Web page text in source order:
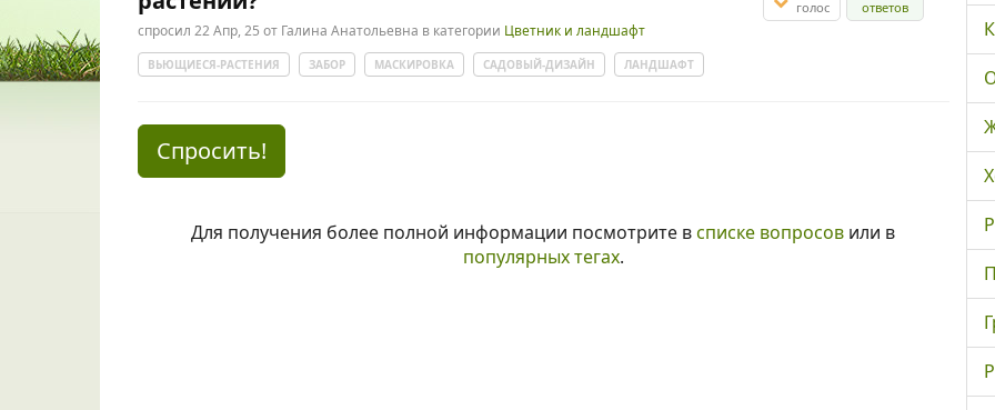
голос ответов
спросил 22 Апр, 25 от Галина Анатольевна в категории Цветник и ландшафт
ВЬЮЩИЕСЯ-РАСТЕНИЯ ЗАБОР МАСКИРОВКА САДОВЫЙ-ДИЗАЙН ЛАНДШАФТ
Спросить!
Для получения более полной информации посмотрите всписке вопросов или в
популярных тегах.